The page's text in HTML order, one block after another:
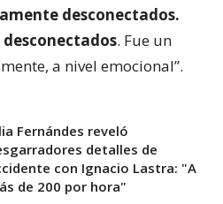
desconectados.
. Fue un
a nivel emocional”.
Fernándes reveló
detalles de
con Ignacio Lastra: "A
de 200 por hora"